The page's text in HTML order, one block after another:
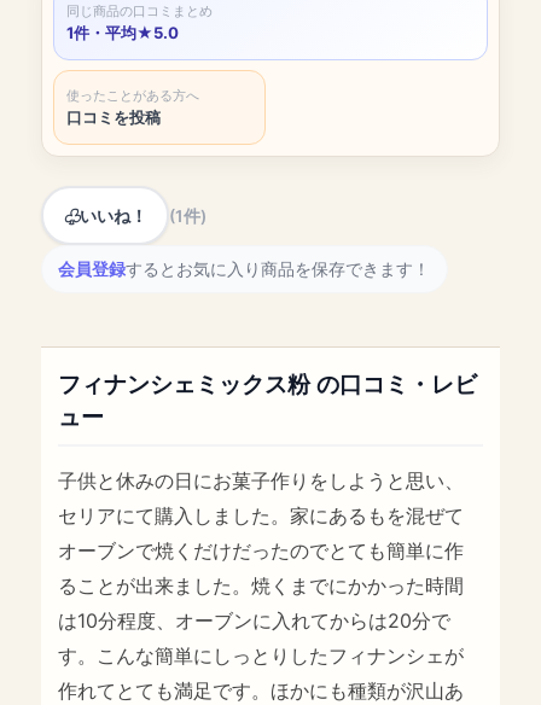
同じ商品の口コミまとめ
1件・平均★5.0
使ったことがある方へ
口コミを投稿
いいね！ (1件)
会員登録するとお気に入り商品を保存できます！
フィナンシェミックス粉 の口コミ・レビ
ュー
子供と休みの日にお菓子作りをしようと思い、
セリアにて購入しました。家にあるもを混ぜて
オーブンで焼くだけだったのでとても簡単に作
ることが出来ました。焼くまでにかかった時間
は10分程度、オーブンに入れてからは20分で
す。こんな簡単にしっとりしたフィナンシェが
作れてとても満足です。ほかにも種類が沢山あ